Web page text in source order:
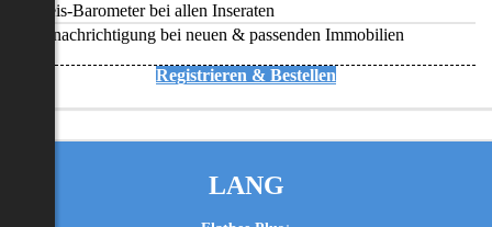
Preis-Barometer bei allen Inseraten
Benachrichtigung bei neuen & passenden Immobilien
Registrieren & Bestellen
LANG